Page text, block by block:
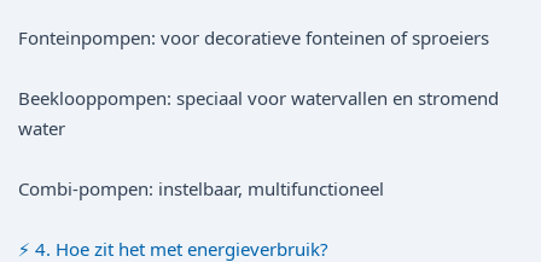
Fonteinpompen: voor decoratieve fonteinen of sproeiers
Beeklooppompen: speciaal voor watervallen en stromend
water
Combi-pompen: instelbaar, multifunctioneel
⚡ 4. Hoe zit het met energieverbruik?